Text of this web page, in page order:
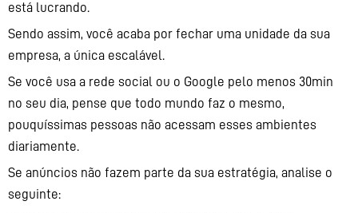
está lucrando.
Sendo assim, você acaba por fechar uma unidade da sua
empresa, a única escalável.
Se você usa a rede social ou o Google pelo menos 30min
no seu dia, pense que todo mundo faz o mesmo,
pouquíssimas pessoas não acessam esses ambientes
diariamente.
Se anúncios não fazem parte da sua estratégia, analise o
seguinte: